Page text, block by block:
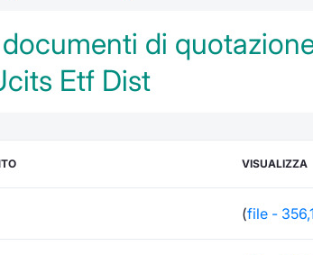
di
Etf Dist
VISUALIZZA
(file -